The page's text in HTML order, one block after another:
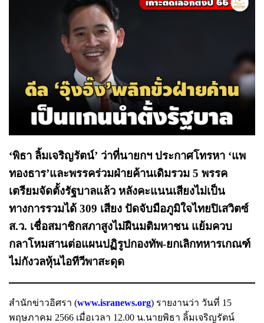
‘พิธา ลิ้มเจริญรัตน์’ ว่าที่นายกฯ ประกาศโทรหา ‘แพ
ทองธาร’และพรรคร่วมฝ่ายค้านเดิมรวม 5 พรรค
เตรียมจัดตั้งรัฐบาลแล้ว หลังคะแนนเสียงไม่เป็น
ทางการรวมได้ 309 เสียง ปัดจับมือภูมิใจไทยปิเสวิตซ์
ส.ว. เชื่อสมาชิกสภาสูงไม่ฝืนมติมหาชน แย้มควบ
กลาโหมสานต่อแผนปฏิรูปกองทัพ-ยกเลิกทหารเกณฑ์
ไม่กังวลหุ้นไอทีวีพาสะดุด
สำนักข่าวอิศรา (www.isranews.org) รายงานว่า วันที่ 15
พฤษภาคม 2566 เมื่อเวลา 12.00 น.นายพิธา ลิ้มเจริญรัตน์